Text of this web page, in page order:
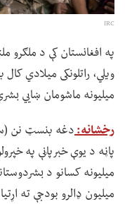
IRC
په افغانستان کې د ملګرو
میلیونه ماشومان ښايي
رخشانه:
میلیون ډالرو بودجې ته